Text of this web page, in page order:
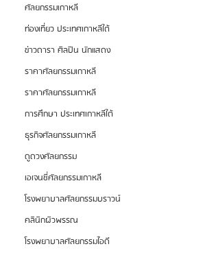
ศัลยกรรมเกาหลี
ท่องเที่ยว ประเทศเกาหลีใต้
ข่าวดารา ศิลปิน นักแสดง
ราคาศัลยกรรมเกาหลี
ราคาศัลยกรรมเกาหลี
การศึกษา ประเทศเกาหลีใต้
ธุรกิจศัลยกรรมเกาหลี
ดูดวงศัลยกรรม
เอเจนซี่ศัลยกรรมเกาหลี
โรงพยาบาลศัลยกรรมบราวน์
คลินิกผิวพรรณ
โรงพยาบาลศัลยกรรมไอดี